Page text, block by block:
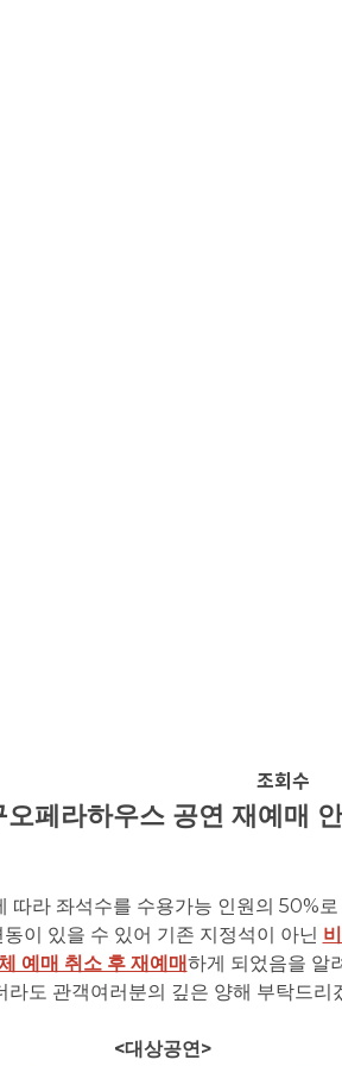
조회수
오페라하우스 공연 재예매
따라 좌석수를 수용가능 인원의 50%
이 있을 수 있어 기존 지정석이 아닌
예매 취소 후 재예매하게 되었음을 알
라도 관객여러분의 깊은 양해 부탁드리
<대상공연 >